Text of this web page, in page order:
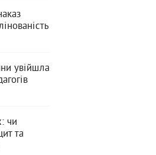
увійшла
чи
та